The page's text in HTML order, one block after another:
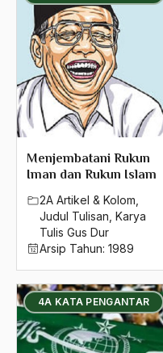
Menjembatani Rukun
Iman dan Rukun Islam
2A Artikel & Kolom
Judul Tulisan Karya
Tulis Gus Dur
Arsip Tahun: 1989
4A KATA PENGANTAR
1976
1975
1974
1973
1972
1971